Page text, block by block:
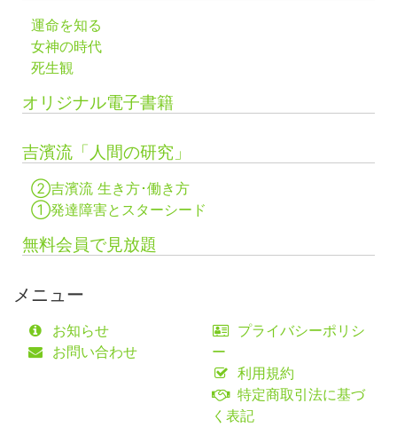
運命を知る
女神の時代
死生観
オリジナル電子書籍
吉濱流「人間の研究」
②吉濱流 生き方･働き方
①発達障害とスターシード
無料会員で見放題
メニュー
お知らせ
お問い合わせ
プライバシーポリシ
ー
利用規約
特定商取引法に基づ
く表記